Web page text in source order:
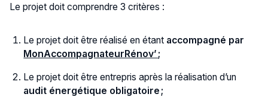
Le projet doit comprendre 3 critères :
Le projet doit être réalisé en étant accompagné par
MonAccompagnateurRénov’ ;
Le projet doit être entrepris après la réalisation d’un
audit énergétique obligatoire ;